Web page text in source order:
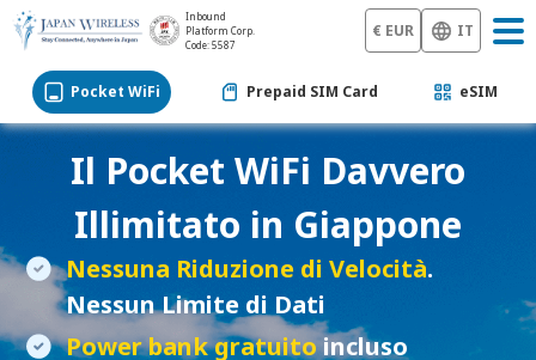
Inbound
Platform Corp.
Code: 5587
€ EUR IT
Pocket WiFi Prepaid SIM Card eSIM
Il Pocket WiFi Davvero
Illimitato in Giappone
Nessuna Riduzione di Velocità.
Nessun Limite di Dati
Power bank gratuitoincluso